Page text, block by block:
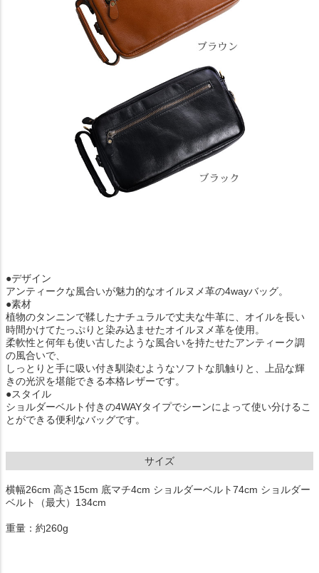
●デザイン
アンティークな風合いが魅力的なオイルヌメ革の4wayバッグ。
●素材
植物のタンニンで鞣したナチュラルで丈夫な牛革に、オイルを長い
時間かけてたっぷりと染み込ませたオイルヌメ革を使用。
柔軟性と何年も使い古したような風合いを持たせたアンティーク調
の風合いで、
しっとりと手に吸い付き馴染むようなソフトな肌触りと、上品な輝
きの光沢を堪能できる本格レザーです。
●スタイル
ショルダーベルト付きの4WAYタイプでシーンによって使い分けるこ
とができる便利なバッグです。
サイズ
横幅26cm 高さ15cm 底マチ4cm ショルダーベルト74cm ショルダー
ベルト（最大）134cm
重量：約260g